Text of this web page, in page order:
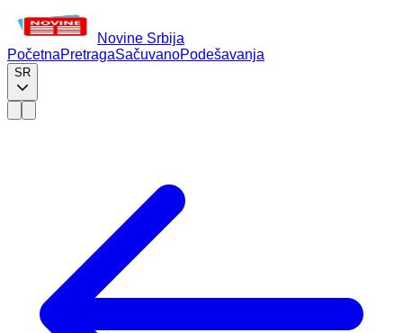
Novine Srbija
PočetnaPretragaSačuvanoPodešavanja
SR